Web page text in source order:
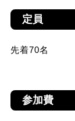
定員
先着70名
参加費